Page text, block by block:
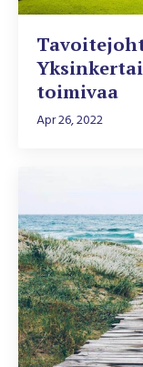
toimivaa
Apr 26, 2022